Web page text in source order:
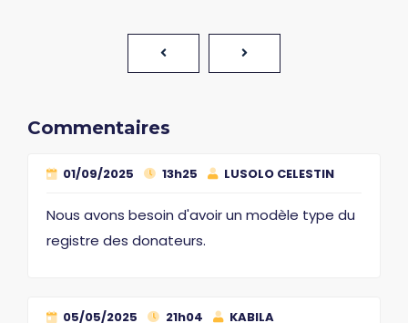
Commentaires
01/09/2025 13h25 LUSOLO CELESTIN
Nous avons besoin d'avoir un modèle type du
registre des donateurs.
05/05/2025 21h04 KABILA